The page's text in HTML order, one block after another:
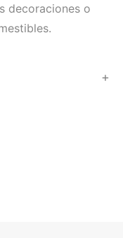
decoraciones o